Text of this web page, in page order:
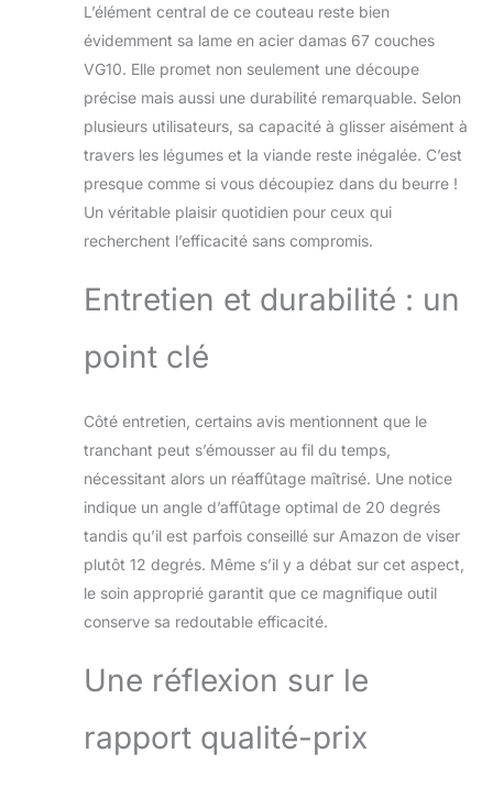
couteau Damas
non seulement
artisanat incroyable,
mais aident manière
significative à
réduire la résistance
de couper et à s'en
tenir aux aliments
pour assurer la
meilleure saveur de
Conception
Ergonomique Pleine
fissurer. Il est
confortable pour
apporter. La stabilité
forte peut fournir
une adhérence
excellente et un
équilibre parfait. La
poignée de
conception Pleine
ergonomique a
amélioré
manipulation
L’élément central de ce couteau reste bien
évidemment sa lame en acier damas 67 couches
VG10. Elle promet non seulement une découpe
précise mais aussi une durabilité remarquable. Selon
plusieurs utilisateurs, sa capacité à glisser aisément à
travers les légumes et la viande reste inégalée. C’est
presque comme si vous découpiez dans du beurre !
Un véritable plaisir quotidien pour ceux qui
recherchent l’efficacité sans compromis.
Entretien et durabilité : un
point clé
Côté entretien, certains avis mentionnent que le
tranchant peut s’émousser au fil du temps,
nécessitant alors un réaffûtage maîtrisé. Une notice
indique un angle d’affûtage optimal de 20 degrés
tandis qu’il est parfois conseillé sur Amazon de viser
plutôt 12 degrés. Même s’il y a débat sur cet aspect,
le soin approprié garantit que ce magnifique outil
conserve sa redoutable efficacité.
Une réflexion sur le
rapport qualité-prix